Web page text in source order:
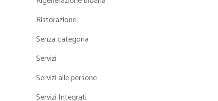
Ristorazione
Senza categoria
Servizi
Servizi alle persone
Servizi Integrati